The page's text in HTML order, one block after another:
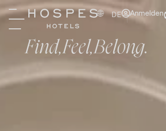
DE Anmelden
Find,Feel,Belong.